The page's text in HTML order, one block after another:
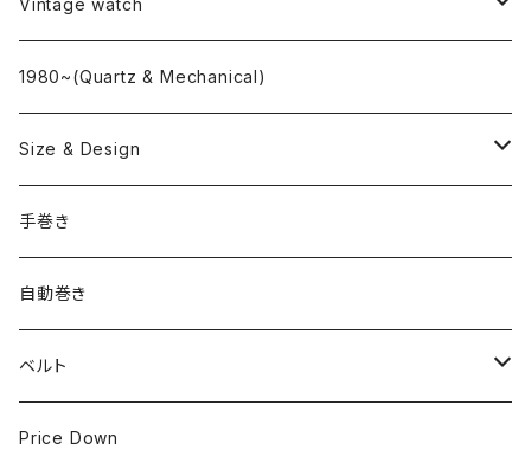
"delve"
Vintage watch
海外ブランド
OMEGA
ROLEX
国産ブランド
SEIKO
CITIZEN
1980~(Quartz & Mechanical)
Size & Design
~24.9mm
25mm~29.9mm
30mm~34.9mm
35mm~39.9mm
手巻き
自動巻き
ベルト
HIRSCHベルト
Price Down